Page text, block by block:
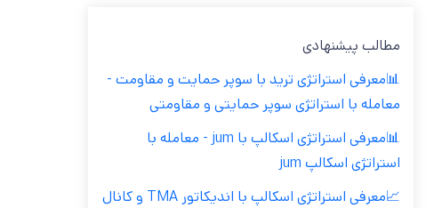
مطالب پیشنهادی
📊معرفی استراتژی ترید با سوپر حمایت و مقاومت -
معامله با استراتژی سوپر حمایتی و مقاومتی
📊معرفی استراتژی اسکالپ با jum - معامله با
استراتژی اسکالپ jum
📈معرفی استراتژی اسکالپ با اندیکاتور TMA و کانال